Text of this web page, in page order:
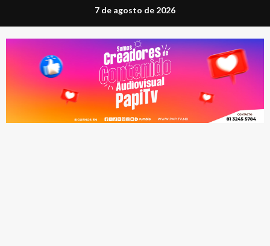
al
contenido
7 de agosto de 2026